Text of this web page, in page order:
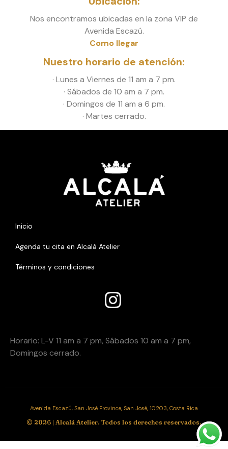
Nos encontramos ubicadas en la zona VIP de
Avenida Escazú.
Como llegar
Nuestro horario de atención:
· Lunes a Viernes de 11 am a 7 pm.
· Sábados de 10 am a 7 pm.
· Domingos de 11 am a 6 pm.
· Martes cerrado.
Inicio
Agenda tu cita en Alcalá Atelier
Términos y condiciones
Horario: L-V 11 am a 7 pm, Sábados 10 am a 7 pm,
Domingos cerrado.
© 2026 | Alcalá Atelier. Todos los derechos reservados.
Avenida Escazú, San José Province, San José, 10203, Costa Rica